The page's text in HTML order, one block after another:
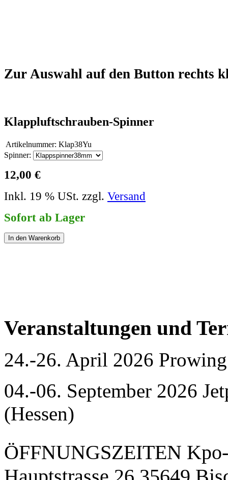
Zur Auswahl auf den Button rechts
Klappluftschrauben-Spinner
Artikelnummer: Klap38Yu
Spinner:
12,00 €
Inkl. 19 % USt. zzgl. Versand
Sofort ab Lager
In den Warenkorb
Veranstaltungen und
24.-26. April 2026 Prowing
04.-06. September 2026
(Hessen)
ÖFFNUNGSZEITEN